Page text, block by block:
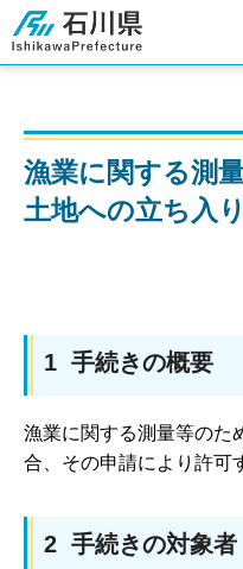
石川県
漁業に関する測
土地への立ち入
1 手続きの概要
漁業に関する測量等のた
合、その申請により許可
2 手続きの対象者